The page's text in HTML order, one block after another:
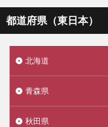
都道府県（東日本）
北海道
青森県
秋田県